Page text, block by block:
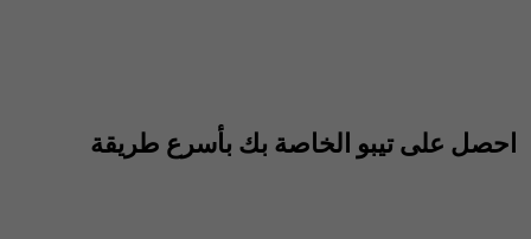
احصل على تيبو الخاصة بك بأسرع طريقة